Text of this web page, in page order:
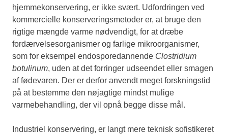
hjemmekonservering, er ikke svært. Udfordringen ved
kommercielle konserveringsmetoder er, at bruge den
rigtige mængde varme nødvendigt, for at dræbe
fordærvelsesorganismer og farlige mikroorganismer,
som for eksempel endosporedannende Clostridium
botulinum, uden at det forringer udseendet eller smagen
af fødevaren. Der er derfor anvendt meget forskningstid
på at bestemme den nøjagtige mindst mulige
varmebehandling, der vil opnå begge disse mål.
Industriel konservering, er langt mere teknisk sofistikeret